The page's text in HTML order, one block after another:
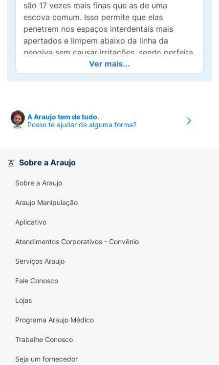
são 17 vezes mais finas que as de uma
escova comum. Isso permite que elas
penetrem nos espaços interdentais mais
apertados e limpem abaixo da linha da
gengiva sem causar irritações, sendo perfeita
inclusive para quem possui sensibilidade.
Destaques do Produto:
desenvolvida para uma melhor remoção de
placa bacteriana.
proteção para as gengivas.
Alcance Profundo:
higienizam onde as escovas comuns não
chegam.
Sustentabilidade:
sorriso e do planeta.
Preço Especial:
oferece o melhor custo-benefício por
individual no uso familiar.
Dica de Economia:
pack de 4 unidades, você garante um ano
Ver mais...
A Araujo tem de tudo.
Posso te ajudar de alguma forma?
Sobre a Araujo
Sobre a Araujo
Araujo Manipulação
Aplicativo
Atendimentos Corporativos - Convênio
Serviços Araujo
Fale Conosco
Lojas
Programa Araujo Médico
Trabalhe Conosco
Seja um fornecedor